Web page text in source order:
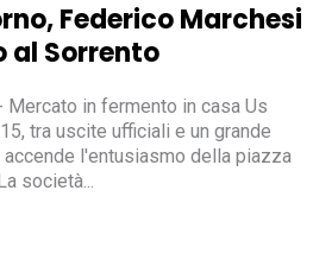
Federico Marchesi
al Sorrento
Mercato in fermento in casa Us
tra uscite ufficiali e un grande
accende l'entusiasmo della piazza
amaranto. La società...